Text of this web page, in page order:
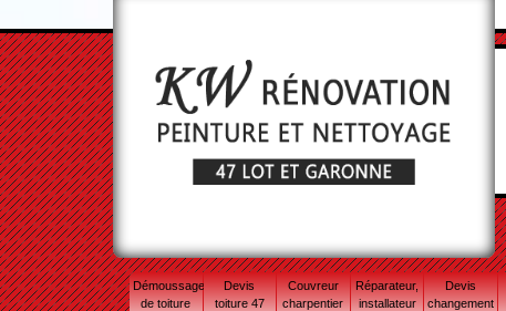
Démoussage
de toiture
Devis
toiture 47
Couvreur
charpentier
Réparateur,
installateur
Devis
changement